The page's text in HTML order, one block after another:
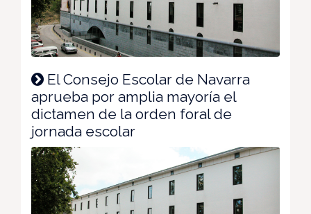
El Consejo Escolar de Navarra
aprueba por amplia mayoría el
dictamen de la orden foral de
jornada escolar